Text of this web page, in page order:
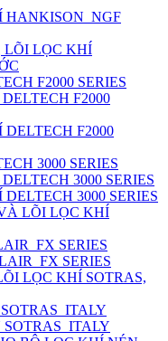
HANKISON_NGF
LÕI LỌC KHÍ
F2000 SERIES
F2000
F2000
3000 SERIES
3000 SERIES
3000 SERIES
LÕI LỌC KHÍ
SERIES
SERIES
LỌC KHÍ SOTRAS,